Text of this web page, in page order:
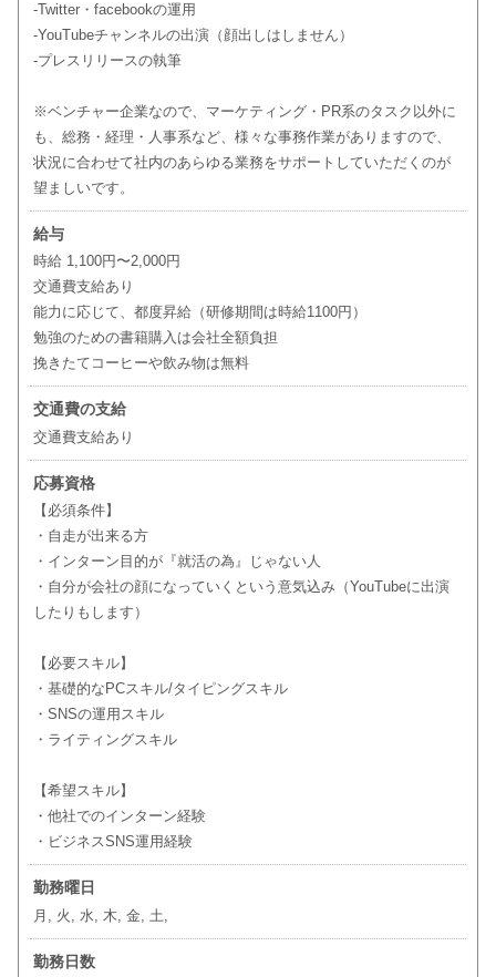
-Twitter・facebookの運用
-YouTubeチャンネルの出演（顔出しはしません）
-プレスリリースの執筆
※ベンチャー企業なので、マーケティング・PR系のタスク以外に
も、総務・経理・人事系など、様々な事務作業がありますので、
状況に合わせて社内のあらゆる業務をサポートしていただくのが
望ましいです。
給与
時給 1,100円〜2,000円
交通費支給あり
能力に応じて、都度昇給（研修期間は時給1100円）
勉強のための書籍購入は会社全額負担
挽きたてコーヒーや飲み物は無料
交通費の支給
交通費支給あり
応募資格
【必須条件】
・自走が出来る方
・インターン目的が『就活の為』じゃない人
・自分が会社の顔になっていくという意気込み（YouTubeに出演
したりもします）
【必要スキル】
・基礎的なPCスキル/タイピングスキル
・SNSの運用スキル
・ライティングスキル
【希望スキル】
・他社でのインターン経験
・ビジネスSNS運用経験
勤務曜日
月, 火, 水, 木, 金, 土,
勤務日数